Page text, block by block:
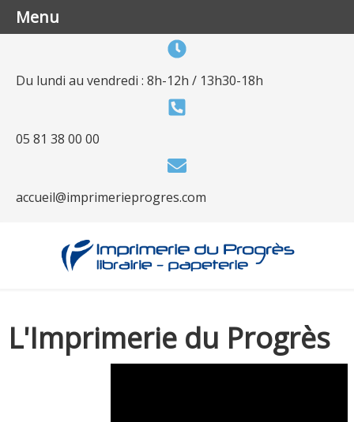
Du lundi au vendredi : 8h-12h / 13h30-18h
05 81 38 00 00
accueil@imprimerieprogres.com
L'Imprimerie du Progrès
Menu